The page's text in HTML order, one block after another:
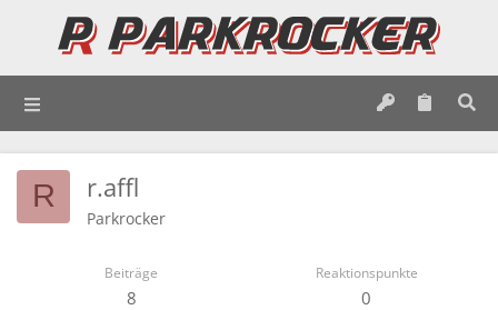
R r.affl
Parkrocker
Beiträge
8
Reaktionspunkte
0